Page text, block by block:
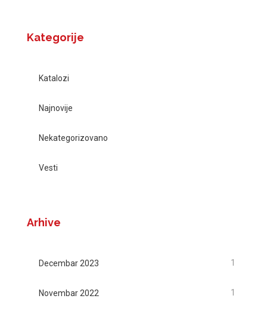
Kategorije
Katalozi
Najnovije
Nekategorizovano
Vesti
Arhive
Decembar 2023 1
Novembar 2022 1